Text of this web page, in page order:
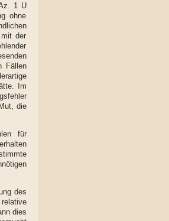
1 U
ohne
der
Fällen
Im
die
für
des
dies